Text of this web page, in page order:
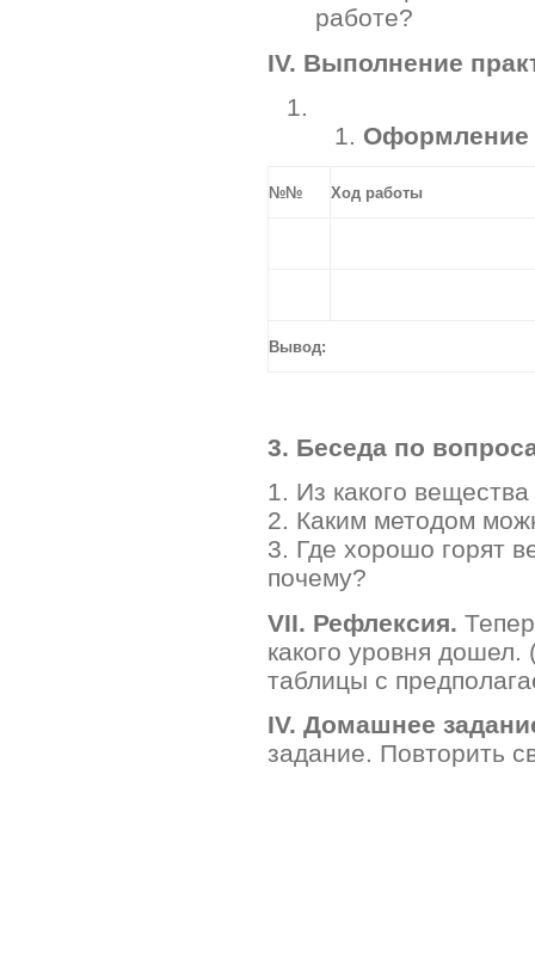
работе?
IV. Выполнение
Оформление
№№ Ход работы
Вывод:
3. Беседа по
1. Из какого
2. Каким методом
3. Где хорошо горят
почему?
VII. Рефлексия.
какого уровня
таблицы с
IV. Домашнее
задание. Повторить